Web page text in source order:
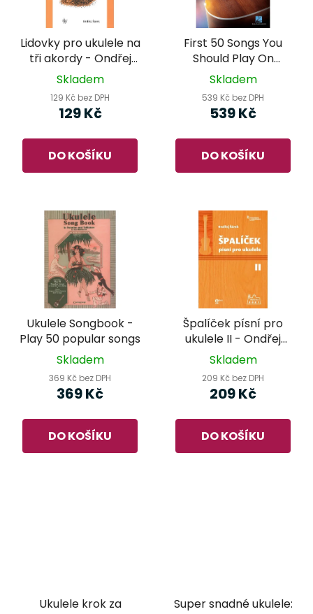
Lidovky pro ukulele na
tři akordy - Ondřej
Šárek
Skladem
129 Kč bez DPH
129 Kč
DO KOŠÍKU
First 50 Songs You
Should Play On
Ukulele
Skladem
539 Kč bez DPH
539 Kč
DO KOŠÍKU
Ukulele Songbook -
Play 50 popular songs
Skladem
369 Kč bez DPH
369 Kč
DO KOŠÍKU
Špalíček písní pro
ukulele II - Ondřej
Šárek
Skladem
209 Kč bez DPH
209 Kč
DO KOŠÍKU
Ukulele krok za
Super snadné ukulele: